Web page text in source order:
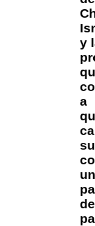
y
a